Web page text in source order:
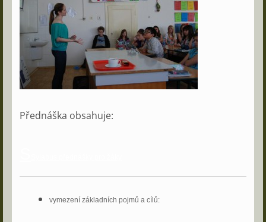
Přednáška obsahuje:
vymezení základních pojmů a cílů: